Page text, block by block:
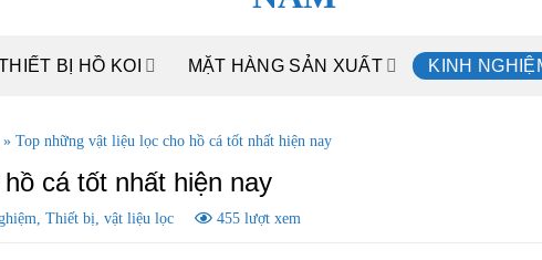
BỊ HỒ KOI MẶT HÀNG SẢN XUẤT KINH
» Top những vật liệu lọc cho hồ cá tốt nhất hiện nay
cá tốt nhất hiện nay
, Thiết bị, vật liệu lọc 455 lượt xem